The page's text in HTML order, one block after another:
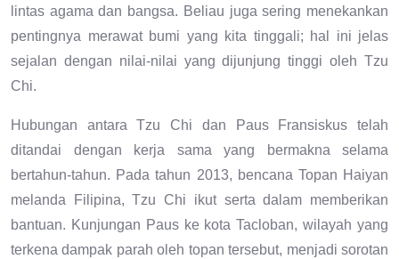
lintas agama dan bangsa. Beliau juga sering menekankan
pentingnya merawat bumi yang kita tinggali; hal ini jelas
sejalan dengan nilai-nilai yang dijunjung tinggi oleh Tzu
Chi.
Hubungan antara Tzu Chi dan Paus Fransiskus telah
ditandai dengan kerja sama yang bermakna selama
bertahun-tahun. Pada tahun 2013, bencana Topan Haiyan
melanda Filipina, Tzu Chi ikut serta dalam memberikan
bantuan. Kunjungan Paus ke kota Tacloban, wilayah yang
terkena dampak parah oleh topan tersebut, menjadi sorotan